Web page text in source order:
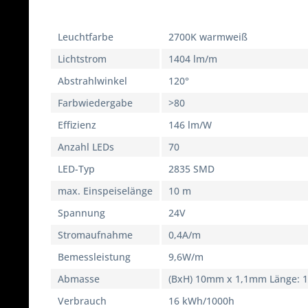
Leuchtfarbe
2700K warmweiß
Lichtstrom
1404 lm/m
Abstrahlwinkel
120°
Farbwiedergabe
>80
Effizienz
146 lm/W
Anzahl LEDs
70
LED-Typ
2835 SMD
max. Einspeiselänge
10 m
Spannung
24V
Stromaufnahme
0,4A/m
Bemessleistung
9,6W/m
Abmasse
(BxH) 10mm x 1,1mm Länge:
Verbrauch
16 kWh/1000h